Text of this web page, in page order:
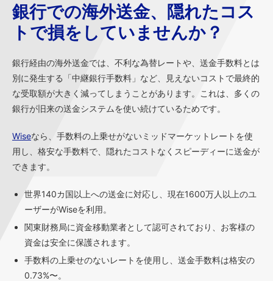
銀行での海外送金、隠れたコス
トで損をしていませんか？
銀行経由の海外送金では、不利な為替レートや、送金手数料とは
別に発生する「中継銀行手数料」など、見えないコストで最終的
な受取額が大きく減ってしまうことがあります。これは、多くの
銀行が旧来の送金システムを使い続けているためです。
Wiseなら、手数料の上乗せがないミッドマーケットレートを使
用し、格安な手数料で、隠れたコストなくスピーディーに送金が
できます。
世界140カ国以上への送金に対応し、現在1600万人以上のユ
ーザーがWiseを利用。
関東財務局に資金移動業者として認可されており、お客様の
資金は安全に保護されます。
手数料の上乗せのないレートを使用し、送金手数料は格安の
0.73%〜。